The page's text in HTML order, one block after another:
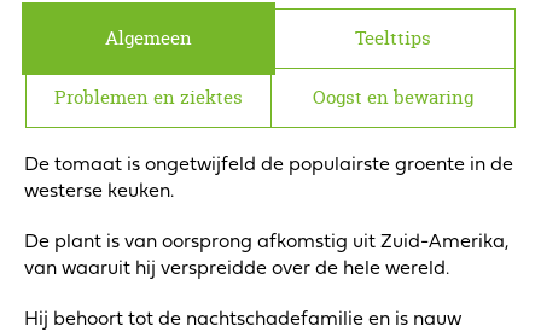
Algemeen Teelttips
Problemen en ziektes Oogst en bewaring
De tomaat is ongetwijfeld de populairste groente in de
westerse keuken.
De plant is van oorsprong afkomstig uit Zuid-Amerika,
van waaruit hij verspreidde over de hele wereld.
Hij behoort tot de nachtschadefamilie en is nauw